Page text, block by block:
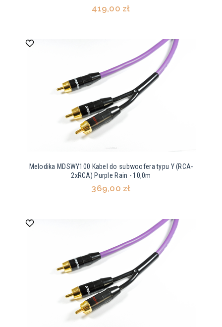
419,00 zł
Melodika MDSWY100 Kabel do subwoofera typu Y (RCA-
2xRCA) Purple Rain - 10,0m
369,00 zł